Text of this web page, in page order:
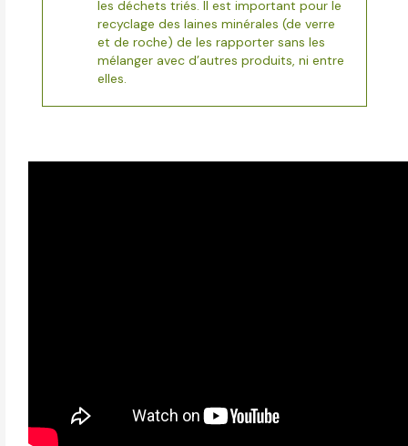
les déchets triés. Il est important pour le
recyclage des laines minérales (de verre
et de roche) de les rapporter sans les
mélanger avec d’autres produits, ni entre
elles.